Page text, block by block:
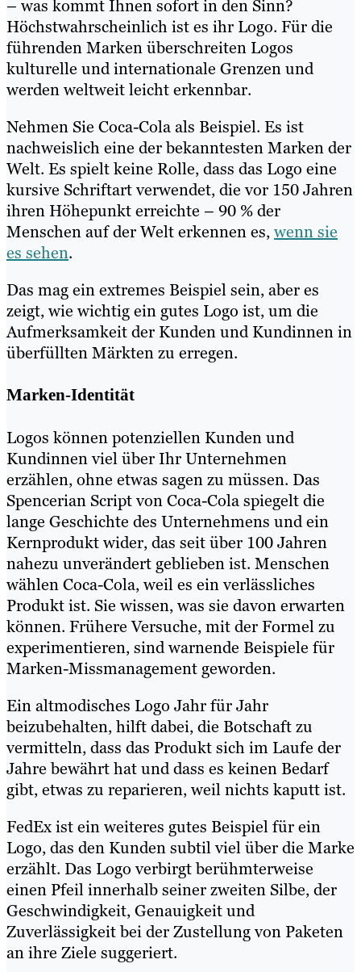
– was kommt Ihnen sofort in den Sinn?
Höchstwahrscheinlich ist es ihr Logo. Für die
führenden Marken überschreiten Logos
kulturelle und internationale Grenzen und
werden weltweit leicht erkennbar.
Nehmen Sie Coca-Cola als Beispiel. Es ist
nachweislich eine der bekanntesten Marken der
Welt. Es spielt keine Rolle, dass das Logo eine
kursive Schriftart verwendet, die vor 150 Jahren
ihren Höhepunkt erreichte – 90 % der
Menschen auf der Welt erkennen es,wenn sie
es sehen.
Das mag ein extremes Beispiel sein, aber es
zeigt, wie wichtig ein gutes Logo ist, um die
Aufmerksamkeit der Kunden und Kundinnen in
überfüllten Märkten zu erregen.
Marken-Identität
Logos können potenziellen Kunden und
Kundinnen viel über Ihr Unternehmen
erzählen, ohne etwas sagen zu müssen. Das
Spencerian Script von Coca-Cola spiegelt die
lange Geschichte des Unternehmens und ein
Kernprodukt wider, das seit über 100 Jahren
nahezu unverändert geblieben ist. Menschen
wählen Coca-Cola, weil es ein verlässliches
Produkt ist. Sie wissen, was sie davon erwarten
können. Frühere Versuche, mit der Formel zu
experimentieren, sind warnende Beispiele für
Marken-Missmanagement geworden.
Ein altmodisches Logo Jahr für Jahr
beizubehalten, hilft dabei, die Botschaft zu
vermitteln, dass das Produkt sich im Laufe der
Jahre bewährt hat und dass es keinen Bedarf
gibt, etwas zu reparieren, weil nichts kaputt ist.
FedEx ist ein weiteres gutes Beispiel für ein
Logo, das den Kunden subtil viel über die Marke
erzählt. Das Logo verbirgt berühmterweise
einen Pfeil innerhalb seiner zweiten Silbe, der
Geschwindigkeit, Genauigkeit und
Zuverlässigkeit bei der Zustellung von Paketen
an ihre Ziele suggeriert.